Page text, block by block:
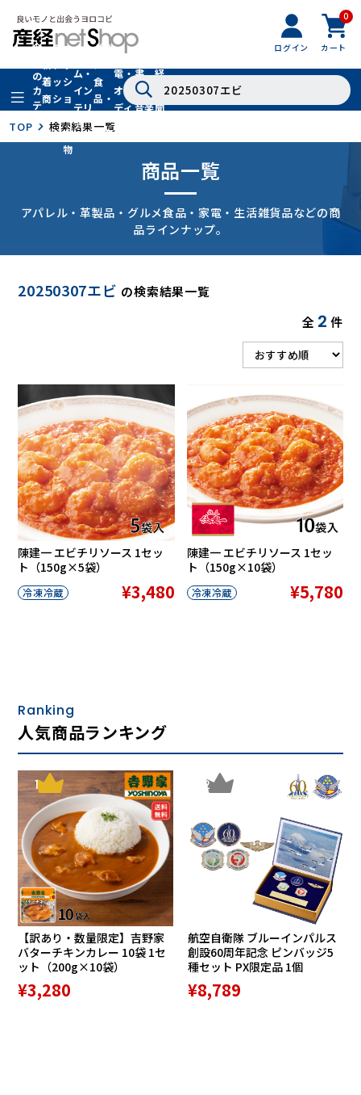
ログイン
0
カート
全
の
カ
テ
リ
着
商
品
フ
ッ
シ
ョ
ン
フ
ァ
シ
ョ
ン
小
物
ム・
イン
テリ
ア
グル
食
品・
ドリ
ンク
家
電・
オー
ディ
オ
書
籍・
音楽
経
新
聞
TOP 検索結果一覧
商品一覧
アパレル・革製品・グルメ食品・家電・生活雑貨品などの商
品ラインナップ。
20250307エビ の検索結果一覧
全 2 件
陳建一 エビチリソース 1セッ
ト（150g×5袋）
冷凍冷蔵 ¥3,480
陳建一 エビチリソース 1セッ
ト（150g×10袋）
冷凍冷蔵 ¥5,780
Ranking
人気商品ランキング
1
【訳あり・数量限定】吉野家
バターチキンカレー 10袋 1セ
ット（200g×10袋）
¥3,280
2
航空自衛隊 ブルーインパルス
創設60周年記念 ピンバッジ5
種セット PX限定品 1個
¥8,789